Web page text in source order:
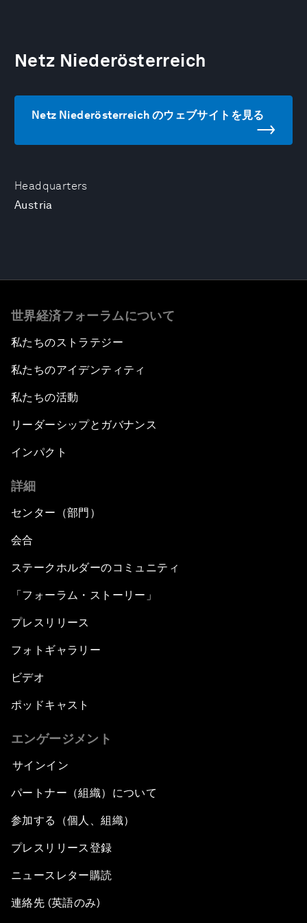
Headquarters
Austria
Netz Niederösterreich
Netz Niederösterreich のウェブサイトを見る
世界経済フォーラムについて
私たちのストラテジー
私たちのアイデンティティ
私たちの活動
リーダーシップとガバナンス
インパクト
詳細
センター（部門）
会合
ステークホルダーのコミュニティ
「フォーラム・ストーリー」
プレスリリース
フォトギャラリー
ビデオ
ポッドキャスト
エンゲージメント
サインイン
パートナー（組織）について
参加する（個人、組織）
プレスリリース登録
ニュースレター購読
連絡先 (英語のみ)